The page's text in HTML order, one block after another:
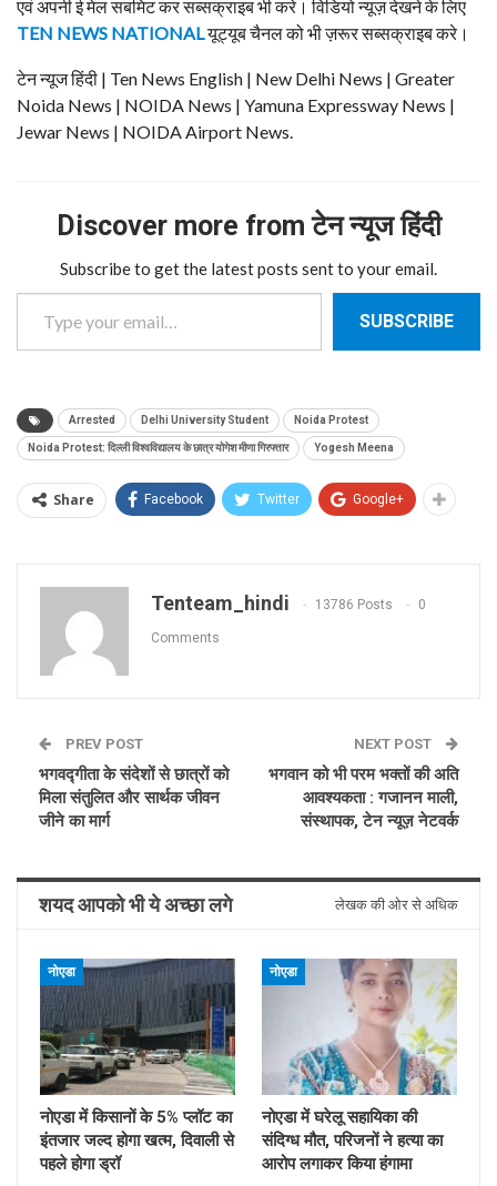
एवं अपनी ई मेल सबमिट कर सब्सक्राइब भी करे। विडियो न्यूज़ देखने के लिए
TEN NEWS NATIONALयूट्यूब चैनल को भी ज़रूर सब्सक्राइब करे।
टेन न्यूज हिंदी | Ten News English | New Delhi News | Greater
Noida News | NOIDA News | Yamuna Expressway News |
Jewar News | NOIDA Airport News.
Discover more from टेन न्यूज हिंदी
Subscribe to get the latest posts sent to your email.
Type your email…
SUBSCRIBE
Arrested Delhi University Student Noida Protest
Noida Protest: दिल्ली विश्वविद्यालय के छात्र योगेश मीणा गिरफ्तार Yogesh Meena
Share Facebook Twitter Google+
Tenteam_hindi 13786 Posts 0
Comments
PREV POST
भगवद्गीता के संदेशों से छात्रों को
मिला संतुलित और सार्थक जीवन
जीने का मार्ग
NEXT POST
भगवान को भी परम भक्तों की अति
आवश्यकता : गजानन माली,
संस्थापक, टेन न्यूज़ नेटवर्क
शयद आपको भी ये अच्छा लगे लेखक की ओर से अधिक
नोएडा
नोएडा में किसानों के 5% प्लॉट का
इंतजार जल्द होगा खत्म, दिवाली से
पहले होगा ड्रॉ
नोएडा
नोएडा में घरेलू सहायिका की
संदिग्ध मौत, परिजनों ने हत्या का
आरोप लगाकर किया हंगामा